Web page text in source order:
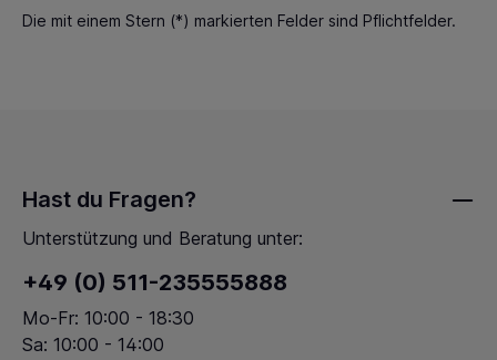
Die mit einem Stern (*) markierten Felder sind Pflichtfelder.
Hast du Fragen?
Unterstützung und Beratung unter:
+49 (0) 511-235555888
Mo-Fr: 10:00 - 18:30
Sa: 10:00 - 14:00